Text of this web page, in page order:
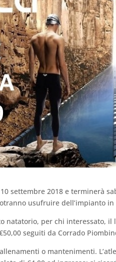
settembre 2018 e terminerà
usufruire dell’impianto
natatorio, per chi interessato, il
seguiti da Corrado
o mantenimenti.